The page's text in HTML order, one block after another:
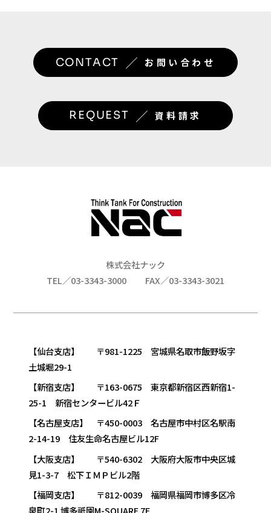
CONTACT ／ お問い合わせ
REQUEST ／ 資料請求
株式会社ナック
TEL／03-3343-3000
FAX／03-3343-3021
【仙台支店】 〒981-1225 宮城県名取市飯野坂字
土城堀29-1
【新宿支店】 〒163-0675 東京都新宿区西新宿1-
25-1 新宿センタービル42Ｆ
【名古屋支店】 〒450-0003 名古屋市中村区名駅南
2-14-19 住友生命名古屋ビル12F
【大阪支店】 〒540-6302 大阪府大阪市中央区城
見1-3-7 松下ＩＭＰビル2階
【福岡支店】 〒812-0039 福岡県福岡市博多区冷
泉町2-1 博多祇園M-SQUARE 7F